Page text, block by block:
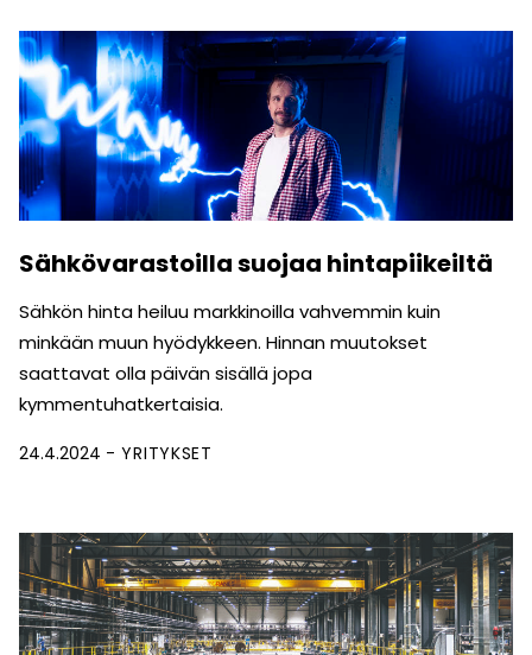
Sähkövarastoilla suojaa hintapiikeiltä
Sähkön hinta heiluu markkinoilla vahvemmin kuin
minkään muun hyödykkeen. Hinnan muutokset
saattavat olla päivän sisällä jopa
kymmentuhatkertaisia.
24.4.2024 YRITYKSET